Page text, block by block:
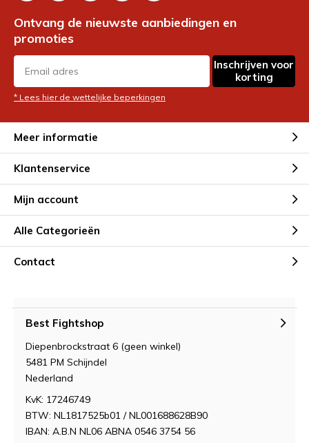
Ontvang de nieuwste aanbiedingen en
promoties
Inschrijven voor
korting
* Lees hier de wettelijke beperkingen
Meer informatie
Klantenservice
Mijn account
Alle Categorieën
Contact
Best Fightshop
Diepenbrockstraat 6 (geen winkel)
5481 PM Schijndel
Nederland
KvK: 17246749
BTW: NL1817525b01 / NL001688628B90
IBAN: A.B.N NL06 ABNA 0546 3754 56